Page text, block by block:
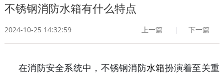
不锈钢消防水箱有什么特点
2024-10-25 14:32:59 上一篇 | 下一篇
在消防安全系统中，不锈钢消防水箱扮演着至关重